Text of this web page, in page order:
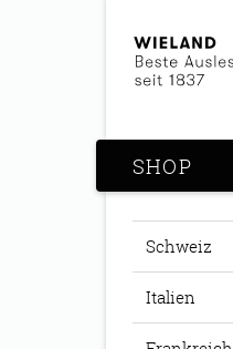
SHOP
Schweiz
Italien